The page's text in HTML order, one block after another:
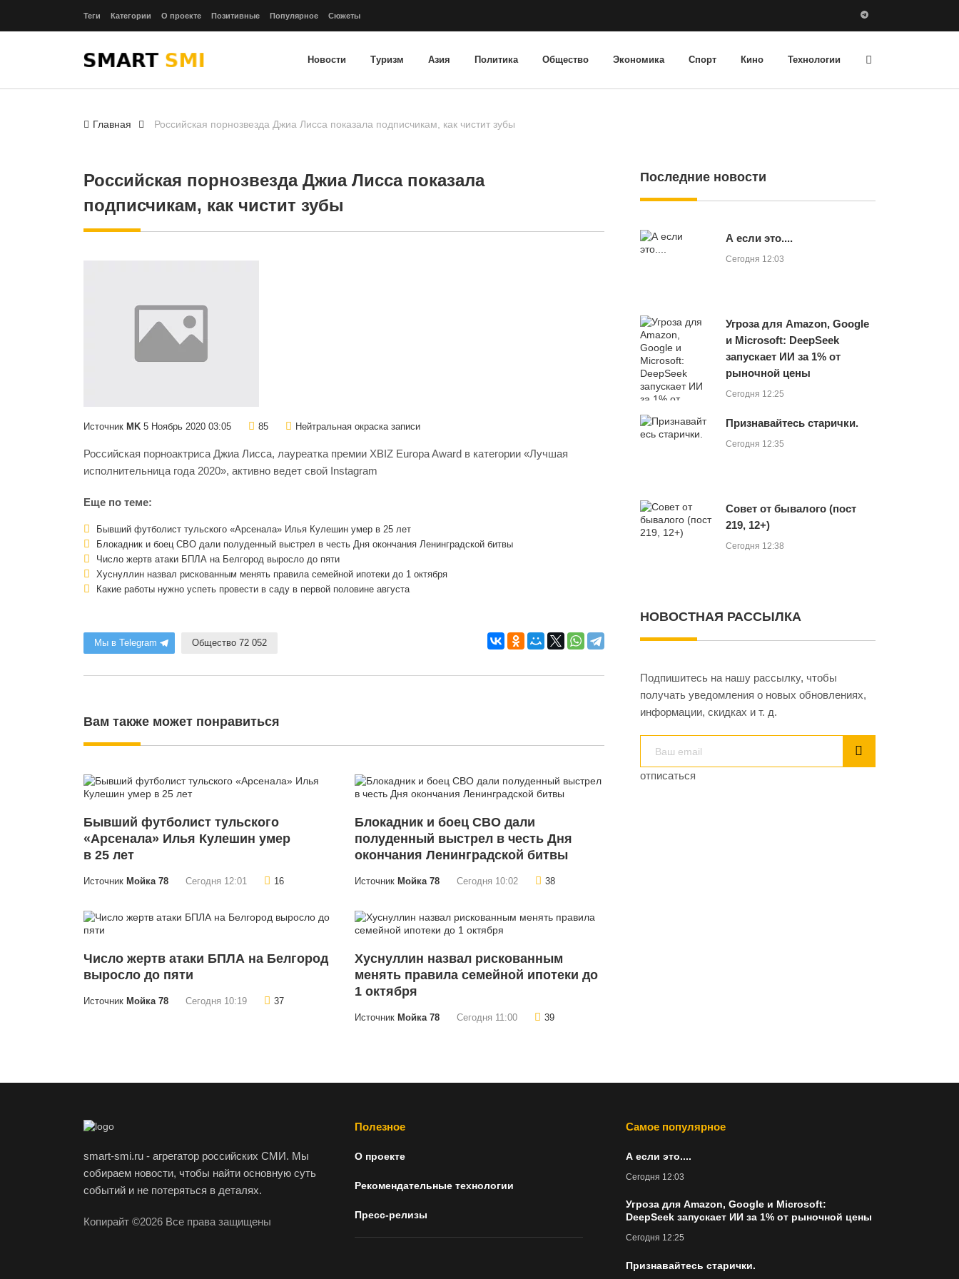
Теги Категории О проекте Позитивные Популярное Сюжеты
Новости Туризм Азия Политика Общество Экономика Спорт Кино Технологии
Главная Российская порнозвезда Джиа Лисса показала подписчикам, как чистит зубы
Российская порнозвезда Джиа Лисса показала
подписчикам, как чистит зубы
Источник MK 5 Ноябрь 2020 03:05 85 Нейтральная окраска записи
Российская порноактриса Джиа Лисса, лауреатка премии XBIZ Europa Award в категории «Лучшая
исполнительница года 2020», активно ведет свой Instagram
Еще по теме:
Бывший футболист тульского «Арсенала» Илья Кулешин умер в 25 лет
Блокадник и боец СВО дали полуденный выстрел в честь Дня окончания Ленинградской битвы
Число жертв атаки БПЛА на Белгород выросло до пяти
Хуснуллин назвал рискованным менять правила семейной ипотеки до 1 октября
Какие работы нужно успеть провести в саду в первой половине августа
Мы в Telegram Общество 72 052
Вам также может понравиться
Бывший футболист тульского
«Арсенала» Илья Кулешин умер
в 25 лет
Источник Мойка 78 Сегодня 12:01 16
Блокадник и боец СВО дали
полуденный выстрел в честь Дня
окончания Ленинградской битвы
Источник Мойка 78 Сегодня 10:02 38
Число жертв атаки БПЛА на Белгород
выросло до пяти
Источник Мойка 78 Сегодня 10:19 37
Хуснуллин назвал рискованным
менять правила семейной ипотеки до
1 октября
Источник Мойка 78 Сегодня 11:00 39
Последние новости
А если это....
Сегодня 12:03
Угроза для Amazon, Google
и Microsoft: DeepSeek
запускает ИИ за 1% от
рыночной цены
Сегодня 12:25
Признавайтесь старички.
Сегодня 12:35
Совет от бывалого (пост
219, 12+)
Сегодня 12:38
НОВОСТНАЯ РАССЫЛКА
Подпишитесь на нашу рассылку, чтобы
получать уведомления о новых обновлениях,
информации, скидках и т. д.
отписаться
smart-smi.ru - агрегатор российских СМИ. Мы
собираем новости, чтобы найти основную суть
событий и не потеряться в деталях.
Копирайт ©2026 Все права защищены
Полезное
О проекте
Рекомендательные технологии
Пресс-релизы
Самое популярное
А если это....
Сегодня 12:03
Угроза для Amazon, Google и Microsoft:
DeepSeek запускает ИИ за 1% от рыночной цены
Сегодня 12:25
Признавайтесь старички.